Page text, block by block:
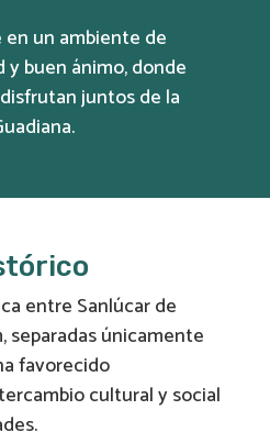
un ambiente de
buen ánimo, donde
juntos de la
entre Sanlúcar de
separadas únicamente
favorecido
cultural y social